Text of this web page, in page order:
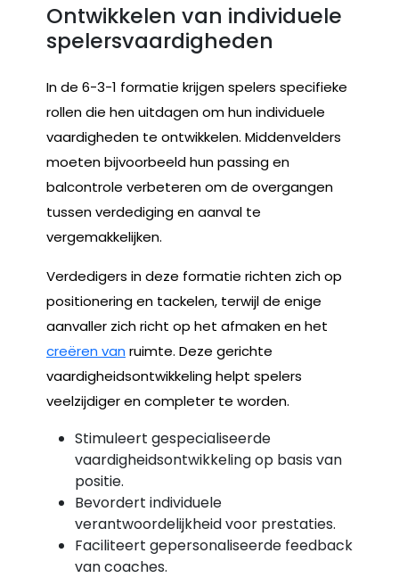
Ontwikkelen van individuele
spelersvaardigheden
In de 6-3-1 formatie krijgen spelers specifieke
rollen die hen uitdagen om hun individuele
vaardigheden te ontwikkelen. Middenvelders
moeten bijvoorbeeld hun passing en
balcontrole verbeteren om de overgangen
tussen verdediging en aanval te
vergemakkelijken.
Verdedigers in deze formatie richten zich op
positionering en tackelen, terwijl de enige
aanvaller zich richt op het afmaken en het
creëren van ruimte. Deze gerichte
vaardigheidsontwikkeling helpt spelers
veelzijdiger en completer te worden.
Stimuleert gespecialiseerde
vaardigheidsontwikkeling op basis van
positie.
Bevordert individuele
verantwoordelijkheid voor prestaties.
Faciliteert gepersonaliseerde feedback
van coaches.